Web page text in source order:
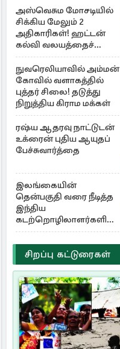
அஸ்வெசும மோசடியில்
சிக்கிய மேலும் 2
அதிகாரிகள்! ஹட்டன்
கல்வி வலயத்தைச்
சேர்ந்த 6 ஆசிரியர்கள்
குறித்து விசாரணை
நுவரெலியாவில் அம்மன்
கோவில் வளாகத்தில்
புத்தர் சிலை! தடுத்து
நிறுத்திய கிராம மக்கள்
ரஷ்ய ஆதரவு நாட்டுடன்
உக்ரைன் புதிய ஆயுதப்
பேச்சுவார்த்தை
இலங்கையின்
தென்பகுதி வரை நீடித்த
இந்திய
கடற்றொழிலாளர்களின்
ஊடுருவல்
சிறப்பு கட்டுரைகள்